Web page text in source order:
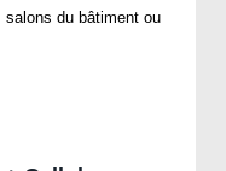
du bâtiment ou